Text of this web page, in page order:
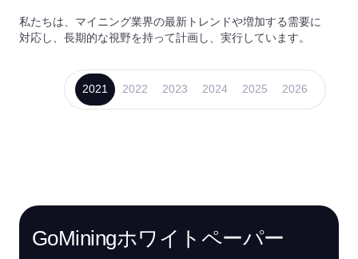
2021 2022 2023 2024 2025 2026
私たちは、マイニング業界の最新トレンドや増加する需要に
対応し、長期的な視野を持って計画し、実行しています。
GoMiningホワイトペーパー